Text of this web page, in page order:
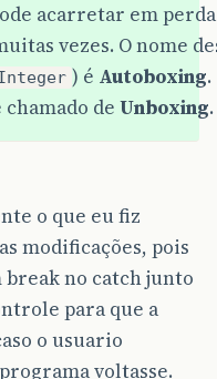
acarretar em
vezes. O nome
) é Autoboxing
de Unboxing.
o que eu fiz
modificações, pois
no catch junto
para que a
o usuario
voltasse.